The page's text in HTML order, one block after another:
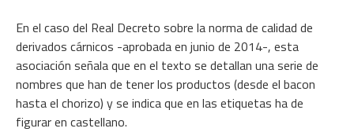
En el caso del Real Decreto sobre la norma de calidad de
derivados cárnicos -aprobada en junio de 2014-, esta
asociación señala que en el texto se detallan una serie de
nombres que han de tener los productos (desde el bacon
hasta el chorizo) y se indica que en las etiquetas ha de
figurar en castellano.